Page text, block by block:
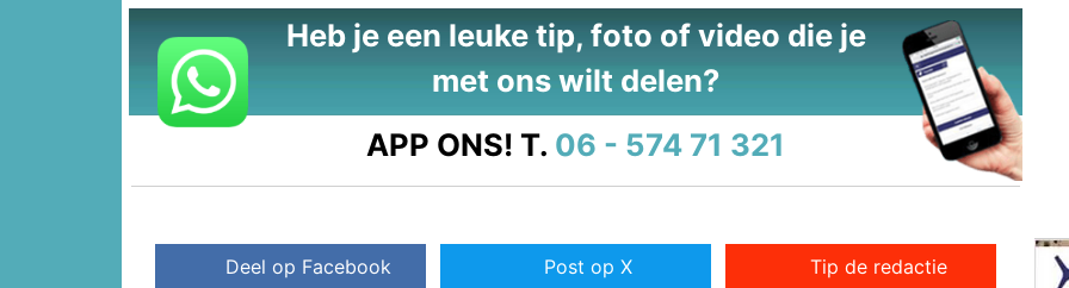
Heb je een leuke tip, foto of video die je
met ons wilt delen?
APP ONS! T. 06 - 574 71 321
Deel op Facebook Post op X Tip de redactie